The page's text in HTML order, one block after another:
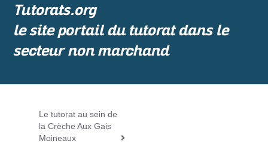
Tutorats.org
le site portail du tutorat dans le
secteur non marchand
N
a
Le tutorat au sein de
la Crèche Aux Gais
Moineaux